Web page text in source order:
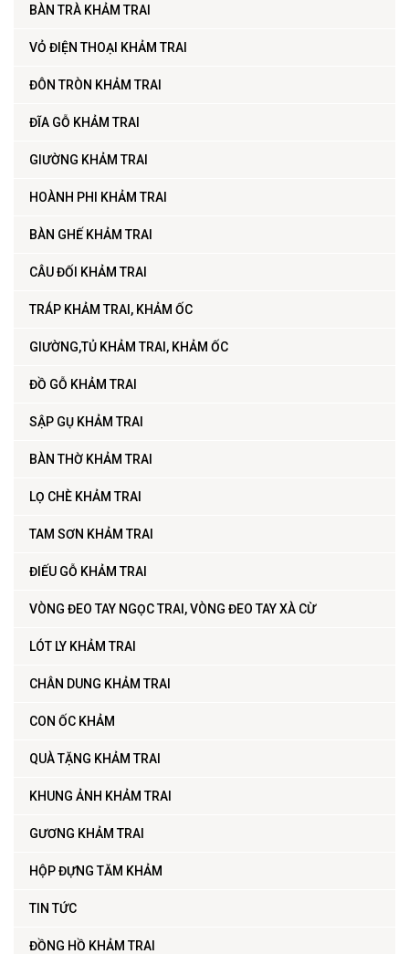
BÀN TRÀ KHẢM TRAI
VỎ ĐIỆN THOẠI KHẢM TRAI
ĐÔN TRÒN KHẢM TRAI
ĐĨA GỖ KHẢM TRAI
GIƯỜNG KHẢM TRAI
HOÀNH PHI KHẢM TRAI
BÀN GHẾ KHẢM TRAI
CÂU ĐỐI KHẢM TRAI
TRÁP KHẢM TRAI, KHẢM ỐC
GIƯỜNG,TỦ KHẢM TRAI, KHẢM ỐC
ĐỒ GỖ KHẢM TRAI
SẬP GỤ KHẢM TRAI
BÀN THỜ KHẢM TRAI
LỌ CHÈ KHẢM TRAI
TAM SƠN KHẢM TRAI
ĐIẾU GỖ KHẢM TRAI
VÒNG ĐEO TAY NGỌC TRAI, VÒNG ĐEO TAY XÀ CỪ
LÓT LY KHẢM TRAI
CHÂN DUNG KHẢM TRAI
CON ỐC KHẢM
QUÀ TẶNG KHẢM TRAI
KHUNG ẢNH KHẢM TRAI
GƯƠNG KHẢM TRAI
HỘP ĐỰNG TĂM KHẢM
TIN TỨC
ĐỒNG HỒ KHẢM TRAI